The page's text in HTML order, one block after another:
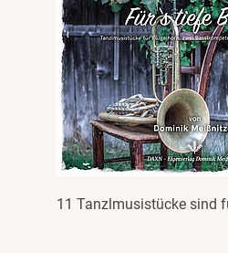
11 Tanzlmusistücke sind